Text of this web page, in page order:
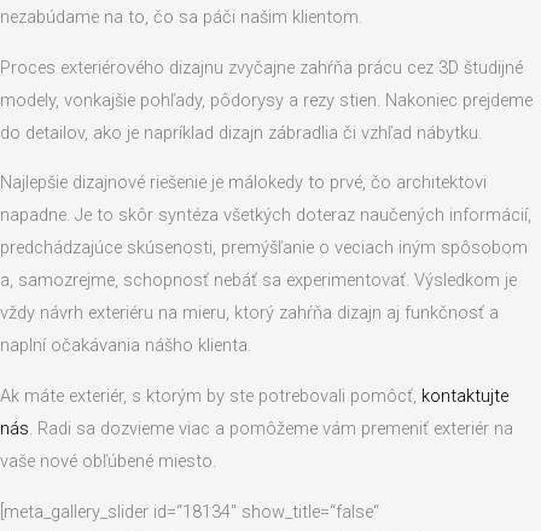
nezabúdame na to, čo sa páči našim klientom.
Proces exteriérového dizajnu zvyčajne zahŕňa prácu cez 3D študijné
modely, vonkajšie pohľady, pôdorysy a rezy stien. Nakoniec prejdeme
do detailov, ako je napríklad dizajn zábradlia či vzhľad nábytku.
Najlepšie dizajnové riešenie je málokedy to prvé, čo architektovi
napadne. Je to skôr syntéza všetkých doteraz naučených informácií,
predchádzajúce skúsenosti, premýšľanie o veciach iným spôsobom
a, samozrejme, schopnosť nebáť sa experimentovať. Výsledkom je
vždy návrh exteriéru na mieru, ktorý zahŕňa dizajn aj funkčnosť a
naplní očakávania nášho klienta.
Ak máte exteriér, s ktorým by ste potrebovali pomôcť, kontaktujte
nás. Radi sa dozvieme viac a pomôžeme vám premeniť exteriér na
vaše nové obľúbené miesto.
[meta_gallery_slider id=“18134″ show_title=“false“